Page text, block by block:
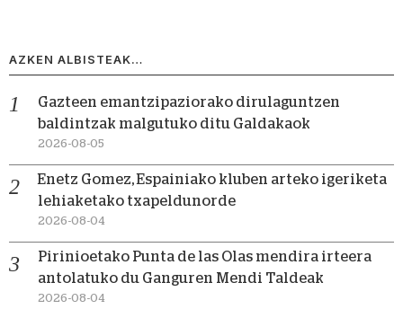
AZKEN ALBISTEAK…
Gazteen emantzipaziorako dirulaguntzen
baldintzak malgutuko ditu Galdakaok
2026-08-05
Enetz Gomez, Espainiako kluben arteko igeriketa
lehiaketako txapeldunorde
2026-08-04
Pirinioetako Punta de las Olas mendira irteera
antolatuko du Ganguren Mendi Taldeak
2026-08-04